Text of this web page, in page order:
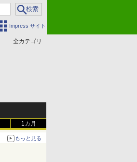
Impress サイト
全カテゴリ
1カ月
もっと見る